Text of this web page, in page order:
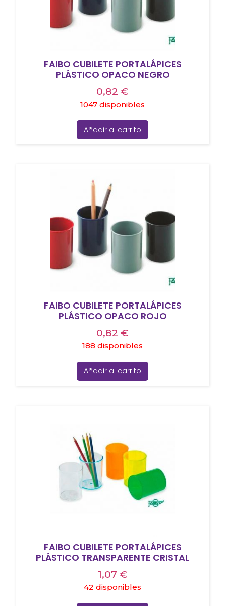
FAIBO CUBILETE PORTALÁPICES
PLÁSTICO OPACO NEGRO
0,82 €
1047 disponibles
Añadir al carrito
FAIBO CUBILETE PORTALÁPICES
PLÁSTICO OPACO ROJO
0,82 €
188 disponibles
Añadir al carrito
FAIBO CUBILETE PORTALÁPICES
PLÁSTICO TRANSPARENTE CRISTAL
1,07 €
42 disponibles